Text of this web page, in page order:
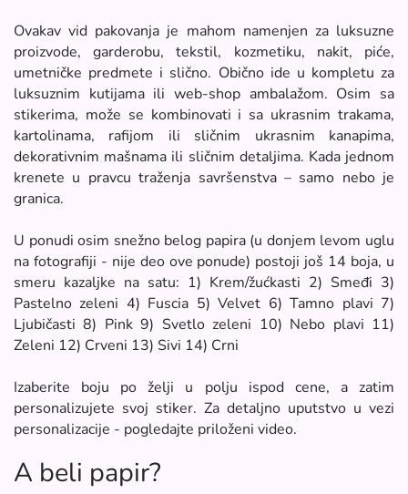
Ovakav vid pakovanja je mahom namenjen za luksuzne
proizvode, garderobu, tekstil, kozmetiku, nakit, piće,
umetničke predmete i slično. Obično ide u kompletu za
luksuznim kutijama ili web-shop ambalažom. Osim sa
stikerima, može se kombinovati i sa ukrasnim trakama,
kartolinama, rafijom ili sličnim ukrasnim kanapima,
dekorativnim mašnama ili sličnim detaljima. Kada jednom
krenete u pravcu traženja savršenstva – samo nebo je
granica.
U ponudi osim snežno belog papira (u donjem levom uglu
na fotografiji - nije deo ove ponude) postoji još 14 boja, u
smeru kazaljke na satu: 1) Krem/žućkasti 2) Smeđi 3)
Pastelno zeleni 4) Fuscia 5) Velvet 6) Tamno plavi 7)
Ljubičasti 8) Pink 9) Svetlo zeleni 10) Nebo plavi 11)
Zeleni 12) Crveni 13) Sivi 14) Crni
Izaberite boju po želji u polju ispod cene, a zatim
personalizujete svoj stiker. Za detaljno uputstvo u vezi
personalizacije - pogledajte priloženi video.
A beli papir?